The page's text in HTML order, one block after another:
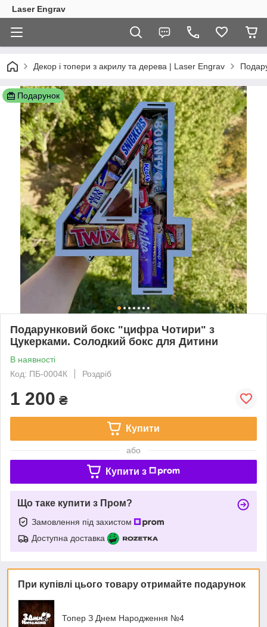
Laser Engrav
Декор і топери з акрилу та дерева | Laser Engrav
Подарунок
Подарунковий бокс "цифра Чотири" з
Цукерками. Солодкий бокс для Дитини
В наявності
Код: ПБ-0004К
Роздріб
1 200 ₴
Купити
або
Купити з
Що таке купити з Пром?
Замовлення під захистом
Доступна доставка
При купівлі цього товару отримайте подарунок
Топер З Днем Народження №4